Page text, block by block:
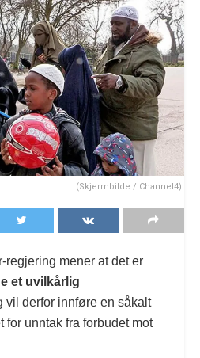
(Skjermbilde / Channel4).
regjering mener at det er
et uvilkårlig
vil derfor innføre en såkalt
for unntak fra forbudet mot